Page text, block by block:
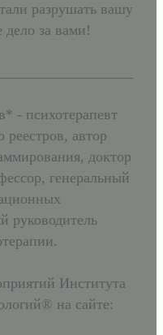
разрушать вашу
за вами!
- психотерапевт
автор
доктор
генеральный
руководитель
Института
на сайте: